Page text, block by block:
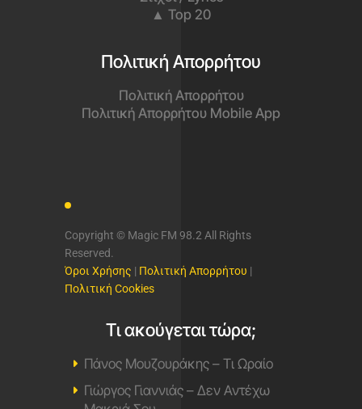
▲ Top 20
Πολιτική Απορρήτου
Πολιτική Απορρήτου
Πολιτική Απορρήτου Mobile App
Copyright © Magic FM 98.2 All Rights
Reserved.
Όροι Χρήσης | Πολιτική Απορρήτου |
Πολιτική Cookies
Τι ακούγεται τώρα;
Πάνος Μουζουράκης – Τι Ωραίο
Γιώργος Γιαννιάς – Δεν Αντέχω